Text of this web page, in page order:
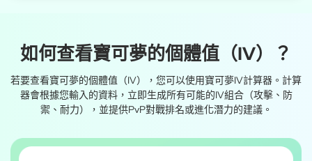
如何查看寶可夢的個體值（IV）？
若要查看寶可夢的個體值（IV），您可以使用寶可夢IV計算器。計算
器會根據您輸入的資料，立即生成所有可能的IV組合（攻擊、防
禦、耐力），並提供PvP對戰排名或進化潛力的建議。